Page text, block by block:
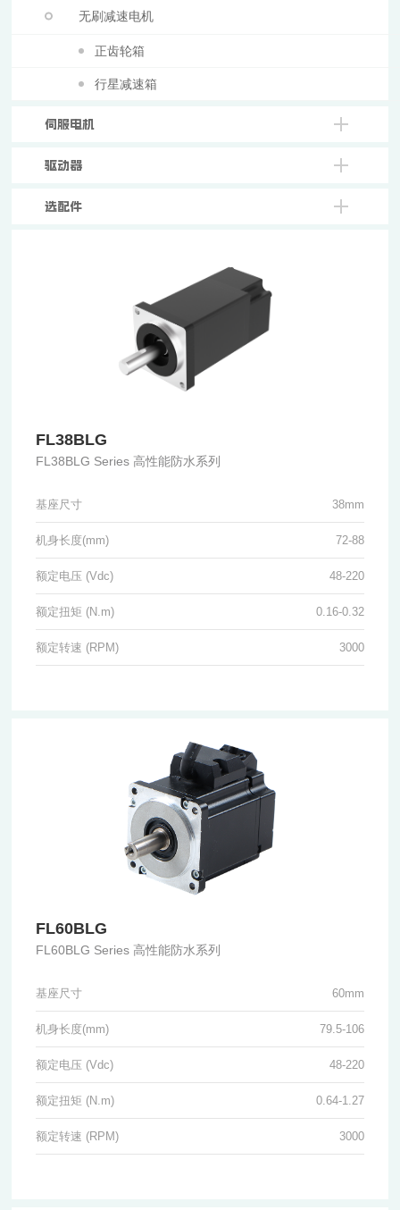
无刷减速电机
正齿轮箱
行星减速箱
伺服电机
驱动器
选配件
FL38BLG
FL38BLG Series 高性能防水系列
基座尺寸 38mm
机身长度(mm) 72-88
额定电压 (Vdc) 48-220
额定扭矩 (N.m) 0.16-0.32
额定转速 (RPM) 3000
FL60BLG
FL60BLG Series 高性能防水系列
基座尺寸 60mm
机身长度(mm) 79.5-106
额定电压 (Vdc) 48-220
额定扭矩 (N.m) 0.64-1.27
额定转速 (RPM) 3000